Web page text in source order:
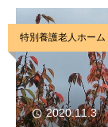
特別養護老人ホーム
2020.11.3